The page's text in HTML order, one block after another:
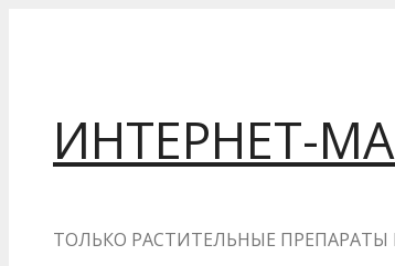
ИНТЕРНЕТ-
ТОЛЬКО РАСТИТЕЛЬНЫЕ